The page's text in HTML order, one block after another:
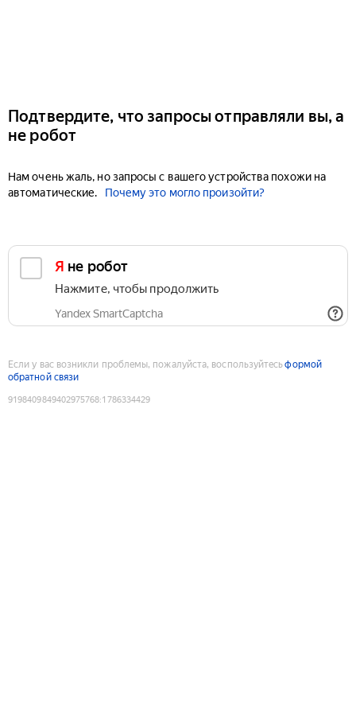
Подтвердите, что запросы отправляли вы, а
не робот
Нам очень жаль, но запросы с вашего устройства похожи на
автоматические.
Почему это могло произойти?
Я не робот
Нажмите, чтобы продолжить
Yandex SmartCaptcha
Если у вас возникли проблемы, пожалуйста, воспользуйтесьформой
обратной связи
9198409849402975768:1786334429